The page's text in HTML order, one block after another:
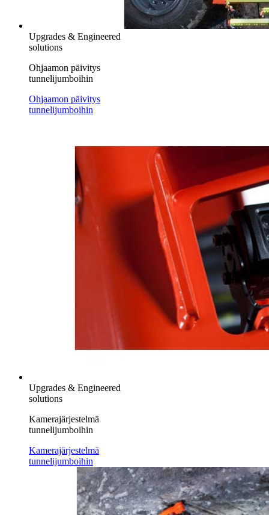
Upgrades & Engineered
solutions
Ohjaamon päivitys
tunnelijumboihin
Ohjaamon päivitys
tunnelijumboihin
Upgrades & Engineered
solutions
Kamerajärjestelmä
tunnelijumboihin
Kamerajärjestelmä
tunnelijumboihin